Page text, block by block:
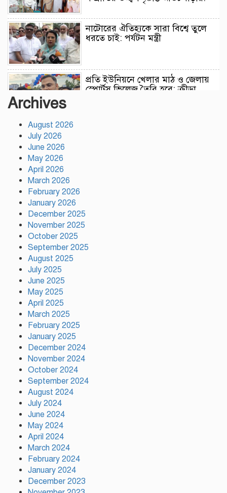
নাটোরের ঐতিহ্যকে সারা বিশ্বে তুলে
ধরতে চাই: পর্যটন মন্ত্রী
প্রতি ইউনিয়নে খেলার মাঠ ও জেলায়
স্পোর্টস ভিলেজ তৈরি হবে: ক্রীড়া
চিকিৎসক সমাবেশের উদ্বোধন করলেন
কাঠামোগত সংস্কার না হলে এই
Archives
August 2026
July 2026
June 2026
May 2026
April 2026
March 2026
February 2026
January 2026
December 2025
November 2025
October 2025
September 2025
August 2025
July 2025
June 2025
May 2025
April 2025
March 2025
February 2025
January 2025
December 2024
November 2024
October 2024
September 2024
August 2024
July 2024
June 2024
May 2024
April 2024
March 2024
February 2024
January 2024
December 2023